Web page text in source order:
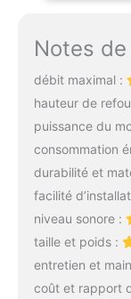
Notes
débit maximal :
hauteur de
puissance du
consommation
durabilité et
facilité
niveau sonore :
taille et poids :
entretien et
coût et rapport